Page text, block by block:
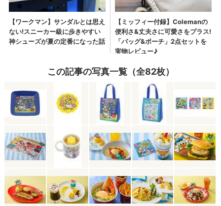
この記事の写真一覧（全82枚）